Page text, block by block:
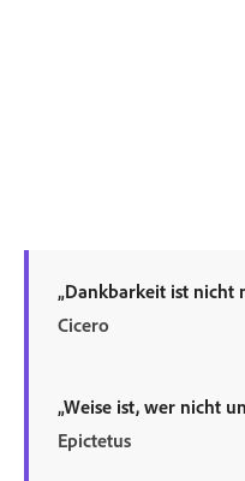
„Dankbarkeit ist nicht
Cicero
„Weise ist, wer nicht
Epictetus